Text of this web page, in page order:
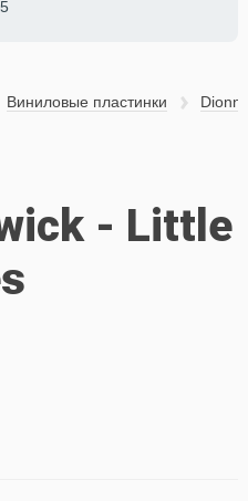
Виниловые пластинки
- Little